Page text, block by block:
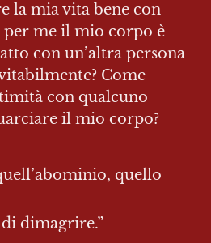
la mia vita bene con
me il mio corpo è
con un’altra persona
Come
con qualcuno
il mio corpo?
quello
dimagrire.”